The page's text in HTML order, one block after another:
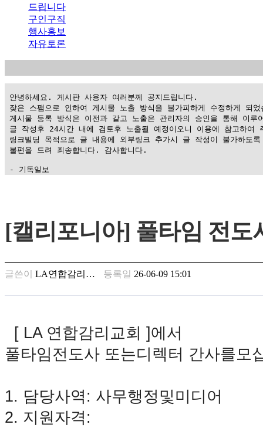
드립니다
구인구직
행사홍보
자유토론
안녕하세요. 게시판 사용자 여러분께 공지드립니다.
잦은 스팸으로 인하여 게시물 노출 방식을 불가피하게 수정하게 되었
게시물 등록 방식은 이전과 같고 노출은 관리자의 승인을 통해 이루
글 작성후 24시간 내에 검토후 노출될 예정이오니 이용에 참고하여
링크빌딩 목적으로 글 내용에 외부링크 추가시 글 작성이 불가하도
불편을 드려 죄송합니다. 감사합니다.
- 기독일보
남
은
꼴
크
주
소
체
장
[캘리포니아] 풀타임 전도
글쓴이 LA연합감리… 등록일 26-06-09 15:01
[ LA 연합감리교회 ]에서
풀타임전도사 또는디렉터 간사를 모
1. 담당사역: 사무행정및미디어
2. 지원자격: